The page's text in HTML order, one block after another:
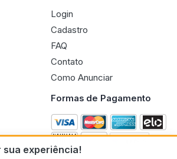
sua experiência!
Login
Cadastro
FAQ
Contato
Como Anunciar
Formas de Pagamento